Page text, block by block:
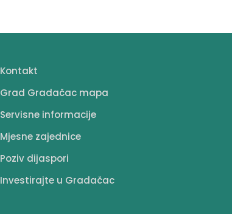
Kontakt
Grad Gradačac mapa
Servisne informacije
Mjesne zajednice
Poziv dijaspori
Investirajte u Gradačac